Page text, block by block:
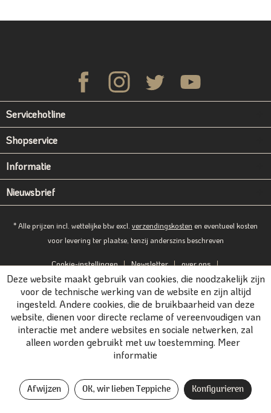
Servicehotline
Shopservice
Informatie
Nieuwsbrief
* Alle prijzen incl. wettelijke btw excl. verzendingskosten en eventueel kosten
voor levering ter plaatse, tenzij anderszins beschreven
Cookie-instellingen Newsletter
over ons
Gegevensbescherming
Afdruk B2B-Portal
Deze website maakt gebruik van cookies, die noodzakelijk zijn
voor de technische werking van de website en zijn altijd
ingesteld. Andere cookies, die de bruikbaarheid van deze
website, dienen voor directe reclame of vereenvoudigen van
interactie met andere websites en sociale netwerken, zal
alleen worden gebruikt met uw toestemming. Meer
informatie
Afwijzen OK, wir lieben Teppiche Konfigurieren